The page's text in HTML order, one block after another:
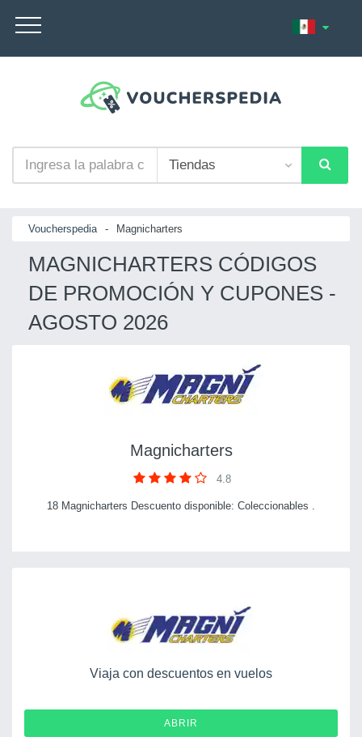
Voucherspedia - Magnicharters
MAGNICHARTERS CÓDIGOS
DE PROMOCIÓN Y CUPONES -
AGOSTO 2026
Magnicharters
4.8
18 Magnicharters Descuento disponible: Coleccionables .
Viaja con descuentos en vuelos
ABRIR